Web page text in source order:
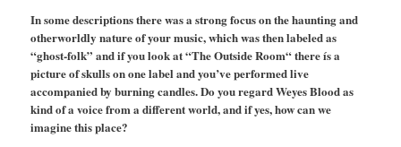
In some descriptions there was a strong focus on the haunting and
otherworldly nature of your music, which was then labeled as
“ghost-folk” and if you look at “The Outside Room“ there ís a
picture of skulls on one label and you’ve performed live
accompanied by burning candles. Do you regard Weyes Blood as
kind of a voice from a different world, and if yes, how can we
imagine this place?